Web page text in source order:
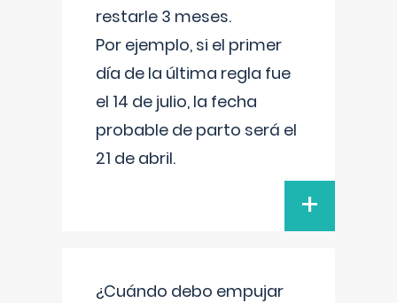
restarle 3 meses.
Por ejemplo, si el primer
día de la última regla fue
el 14 de julio, la fecha
probable de parto será el
21 de abril.
+
¿Cuándo debo empujar